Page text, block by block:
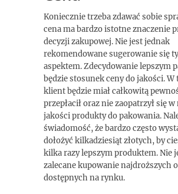
Koniecznie trzeba zdawać sobie
cena ma bardzo istotne znaczenie
decyzji zakupowej. Nie jest jednak
rekomendowane sugerowanie się
aspektem. Zdecydowanie lepszym
będzie stosunek ceny do jakości. W
klient będzie miał całkowitą
przepłacił oraz nie zaopatrzył się
jakości produkty do pakowania.
świadomość, że bardzo często
dołożyć kilkadziesiąt złotych, by
kilka razy lepszym produktem. Nie
zalecane kupowanie najdroższych
dostępnych na rynku.